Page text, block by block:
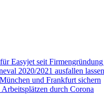
Easyjet seit
2020/2021 ausfallen lassen
und Frankfurt sichern
durch Corona